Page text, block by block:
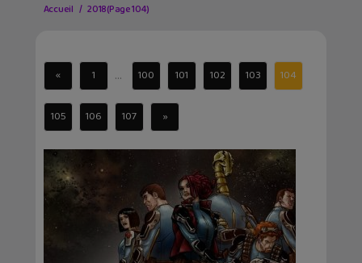
Accueil 2018(Page 104)
« 1 ... 100 101 102 103 104
105 106 107 »